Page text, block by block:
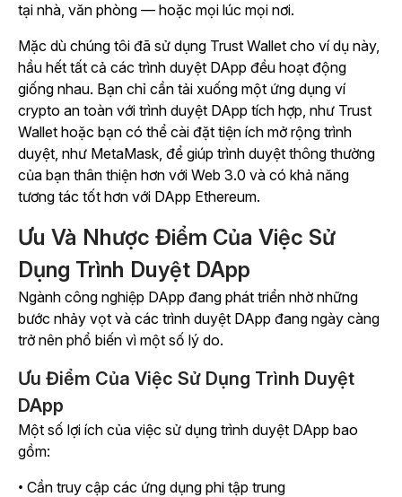
tại nhà, văn phòng — hoặc mọi lúc mọi nơi.
Mặc dù chúng tôi đã sử dụng Trust Wallet cho ví dụ này,
hầu hết tất cả các trình duyệt DApp đều hoạt động
giống nhau. Bạn chỉ cần tải xuống một ứng dụng ví
crypto an toàn với trình duyệt DApp tích hợp, như Trust
Wallet hoặc bạn có thể cài đặt tiện ích mở rộng trình
duyệt, như MetaMask, để giúp trình duyệt thông thường
của bạn thân thiện hơn với Web 3.0 và có khả năng
tương tác tốt hơn với DApp Ethereum.
Ưu Và Nhược Điểm Của Việc Sử
Dụng Trình Duyệt DApp
Ngành công nghiệp DApp đang phát triển nhờ những
bước nhảy vọt và các trình duyệt DApp đang ngày càng
trở nên phổ biến vì một số lý do.
Ưu Điểm Của Việc Sử Dụng Trình Duyệt
DApp
Một số lợi ích của việc sử dụng trình duyệt DApp bao
gồm:
• Cần truy cập các ứng dụng phi tập trung